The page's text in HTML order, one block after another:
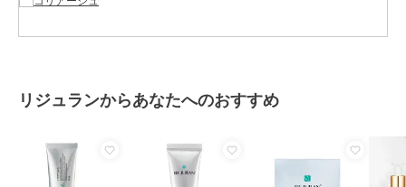
ショップ リジュラン ／コリアージュ
レディース
リーム
カラー
リジュランからあなたへのおすすめ